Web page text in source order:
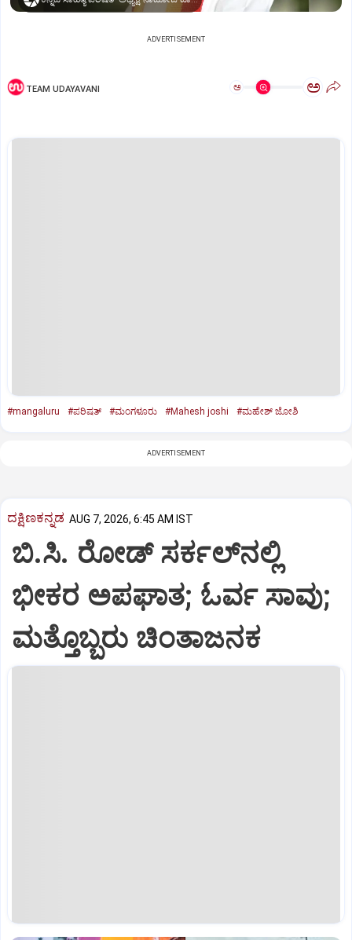
ADVERTISEMENT
TEAM UDAYAVANI ಅ ಅ
#mangaluru #ಪರಿಷತ್‌ #ಮಂಗಳೂರು #Mahesh joshi #ಮಹೇಶ್ ಜೋಶಿ
ADVERTISEMENT
ದಕ್ಷಿಣಕನ್ನಡ AUG 7, 2026, 6:45 AM IST
ಬಿ.ಸಿ. ರೋಡ್‌ ಸರ್ಕಲ್‌ನಲ್ಲಿ
ಭೀಕರ ಅಪಘಾತ; ಓರ್ವ ಸಾವು;
ಮತ್ತೊಬ್ಬರು ಚಿಂತಾಜನಕ